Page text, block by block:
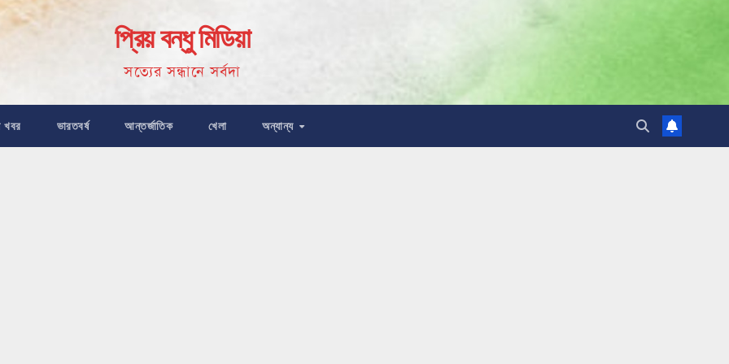
প্রিয় বন্ধু মিডিয়া
সত্যের সন্ধানে সর্বদা
খবর ভারতবর্ষ আন্তর্জাতিক খেলা অন্যান্য